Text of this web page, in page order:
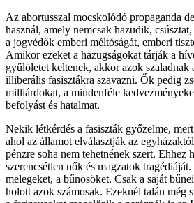
Az abortusszal mocskolódó propaganda
használ, amely nemcsak hazudik,
a jogvédők emberi méltóságát, emberi
Amikor ezeket a hazugságokat tárják a
gyűlöletet keltenek, akkor azok szaladnak
illiberális fasisztákra szavazni. Ők pedig
milliárdokat, a mindenféle
befolyást és hatalmat.
Nekik létkérdés a fasiszták győzelme,
ahol az államot elválasztják az
pénzre soha nem tehetnének szert. Ehhez
szerencsétlen nők és magzatok tragédiáját.
melegeket, a bűnösöket. Csak a saját
holott azok számosak. Ezeknél talán még